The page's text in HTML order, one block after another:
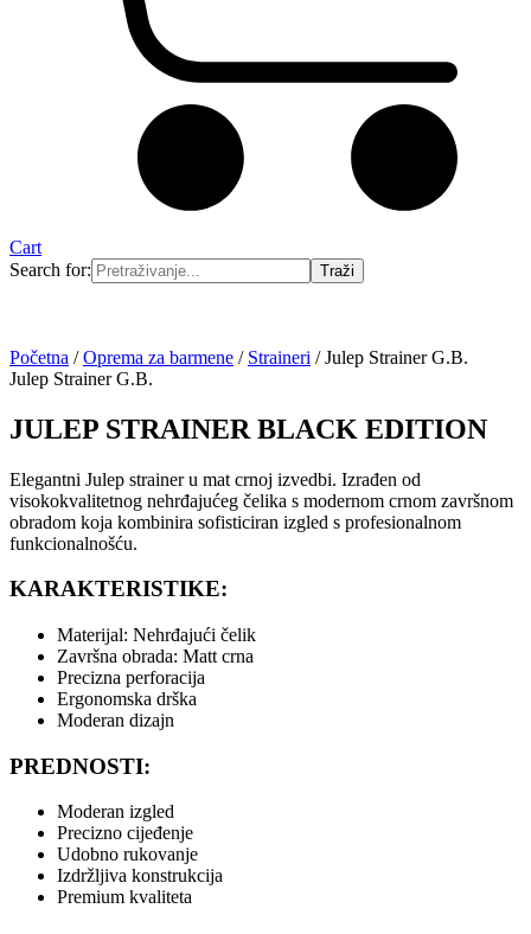
Cart
Search for:
Početna /Oprema za barmene / Straineri / Julep Strainer G.B.
Julep Strainer G.B.
JULEP STRAINER BLACK EDITION
Elegantni Julep strainer u mat crnoj izvedbi. Izrađen od
visokokvalitetnog nehrđajućeg čelika s modernom crnom završnom
obradom koja kombinira sofisticiran izgled s profesionalnom
funkcionalnošću.
KARAKTERISTIKE:
Materijal: Nehrđajući čelik
Završna obrada: Matt crna
Precizna perforacija
Ergonomska drška
Moderan dizajn
PREDNOSTI:
Moderan izgled
Precizno cijeđenje
Udobno rukovanje
Izdržljiva konstrukcija
Premium kvaliteta